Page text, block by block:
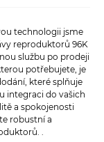
technologii jsme
reproduktorů 96K
službu po prodeji
potřebujete, je
které splňuje
integraci do vašich
a spokojenosti
robustní a
.